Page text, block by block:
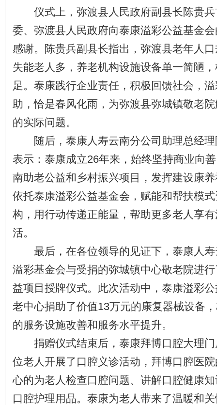
仪式上，弥渡县人民政府副县长陈贵兵
委、弥渡县人民政府向泰康溢彩公益基金
感谢。陈贵兵副县长指出，弥渡县老年人
失能老人多，养老机构设施设备单一简陋
足。泰康践行企业责任，积极回馈社会，
助，恰是春风化雨，为弥渡县弥城镇敬老
的实际问题。
随后，泰康人寿云南分公司助理总经理
表示：泰康成立26年来，始终坚持商业向
南助老公益和乡村振兴项目，发挥建设康
依托泰康溢彩公益基金会，赋能和帮扶模
构，用行动传递正能量，帮助更多老人享
活。
最后，在各位领导的见证下，泰康人寿
溢彩基金会与受捐的弥城镇中心敬老院进行
益项目授牌仪式。此次活动中，泰康溢彩
老中心捐助了价值13万元的康复器械设备
的服务设施改善和服务水平提升。
捐赠仪式结束后，泰康拜博口腔大理门
位老人开展了口腔义诊活动，拜博口腔医
心的为老人检查口腔问题、讲解口腔健康
口腔护理用品。泰康为老人带来了温暖和